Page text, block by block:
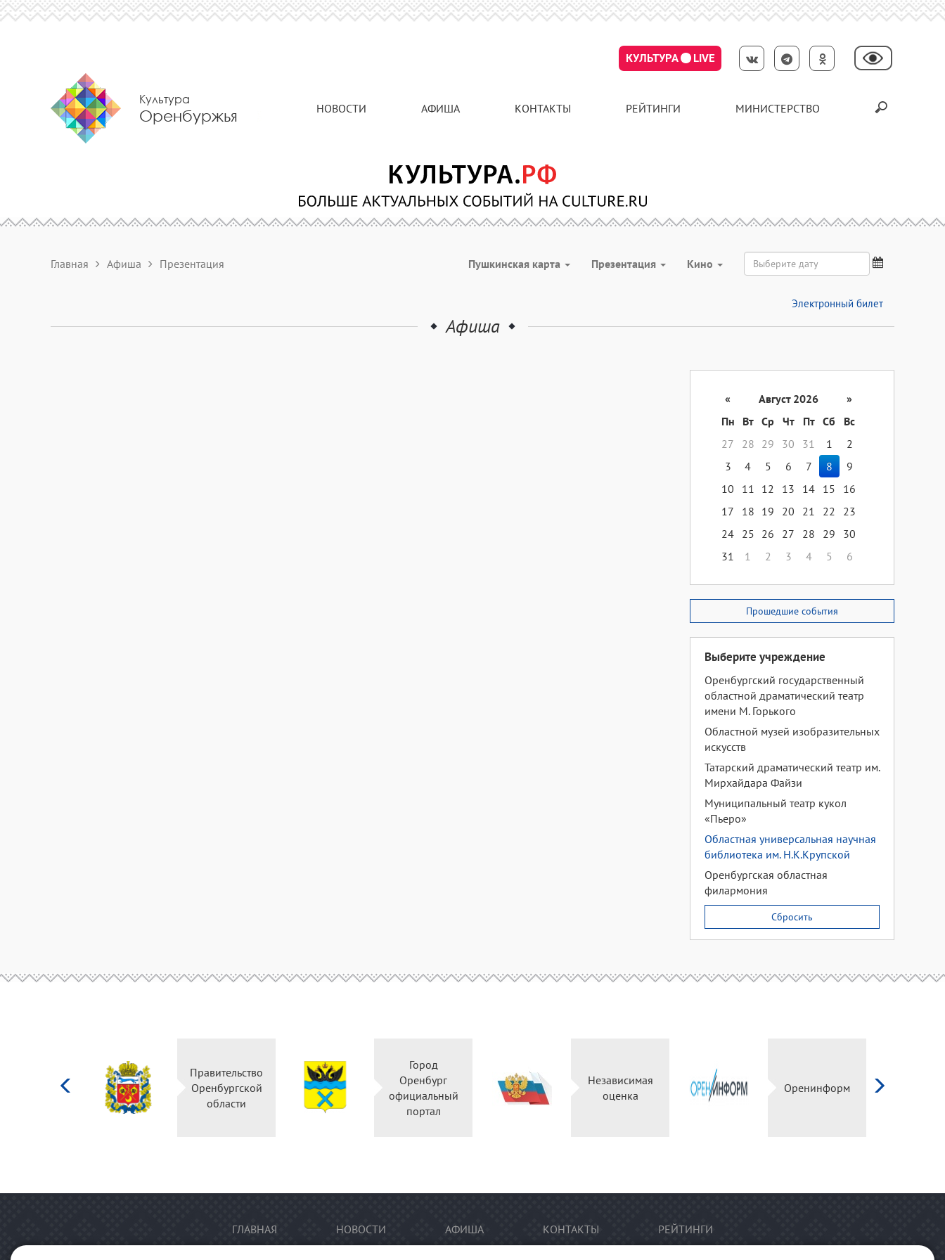
КУЛЬТУРА LIVE
Культура
Оренбуржья НОВОСТИ АФИША КОНТАКТЫ РЕЙТИНГИ МИНИСТЕРСТВО
Главная Афиша Презентация Пушкинская карта Презентация Кино
Электронный билет
Афиша
« Август 2026
»
Пн
Вт Ср Чт Пт Сб
Вс
27
28 29 30 31 1
2
3
4 5 6 7 8
9
10
11 12 13 14 15
16
17
18 19 20 21 22
23
24 25 26 27 28 29
30
31
1 2 3 4 5 6
Прошедшие события
Выберите учреждение
Оренбургский государственный
областной драматический театр
имени М. Горького
Областной музей изобразительных
искусств
Татарский драматический театр им.
Мирхайдара Файзи
Муниципальный театр кукол
«Пьеро»
Областная универсальная научная
библиотека им. Н.К.Крупской
Оренбургская областная
филармония
Сбросить
Правительство
Оренбургской
области
Город
Оренбург
официальный
портал
Независимая
оценка
Оренинформ
ГЛАВНАЯ НОВОСТИ АФИША КОНТАКТЫ РЕЙТИНГИ